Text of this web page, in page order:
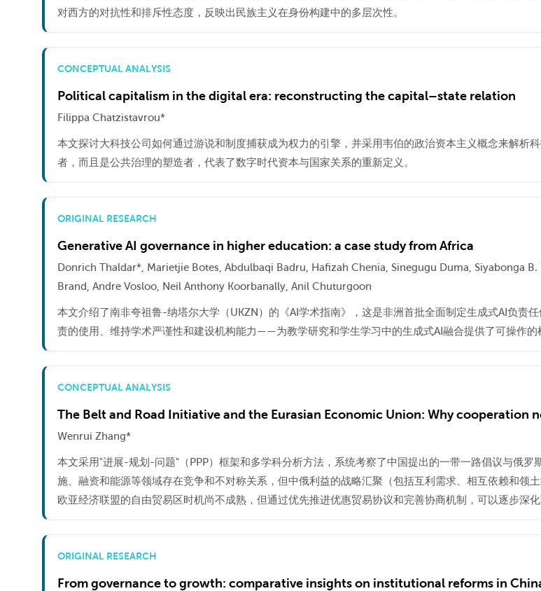
对西方的对抗性和排斥性态度，反映出民族主义在身份构建中的多层次性。
CONCEPTUAL ANALYSIS
Political capitalism in the digital era: reconstructing the capital–state relation
Filippa Chatzistavrou*
本文探讨大科技公司如何通过游说和制度捕获成为权力的引擎，并采用韦伯的政治资本主义概念来解析
者，而且是公共治理的塑造者，代表了数字时代资本与国家关系的重新定义。
ORIGINAL RESEARCH
Generative AI governance in higher education: a case study from Africa
Donrich Thaldar*, Marietjie Botes, Abdulbaqi Badru, Hafizah Chenia, Sinegugu Duma, Siyabonga
Brand, Andre Vosloo, Neil Anthony Koorbanally, Anil Chuturgoon
本文介绍了南非夸祖鲁-纳塔尔大学（UKZN）的《AI学术指南》，这是非洲首批全面制定生成式AI负
责的使用、维持学术严谨性和建设机构能力——为教学研究和学生学习中的生成式AI融合提供了可操作的
CONCEPTUAL ANALYSIS
The Belt and Road Initiative and the Eurasian Economic Union: Why cooperation
Wenrui Zhang*
本文采用"进展-规划-问题"（PPP）框架和多学科分析方法，系统考察了中国提出的一带一路倡议与俄
施、融资和能源等领域存在竞争和不对称关系，但中俄利益的战略汇聚（包括互利需求、相互依赖和领
欧亚经济联盟的自由贸易区时机尚不成熟，但通过优先推进优惠贸易协议和完善协商机制，可以逐步深化
ORIGINAL RESEARCH
From governance to growth: comparative insights on institutional reforms in